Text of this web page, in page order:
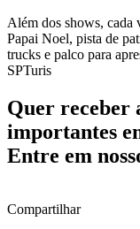
Além dos shows, cada
Papai Noel, pista de
trucks e palco para
SPTuris
Quer receber
importantes
Entre em
Compartilhar